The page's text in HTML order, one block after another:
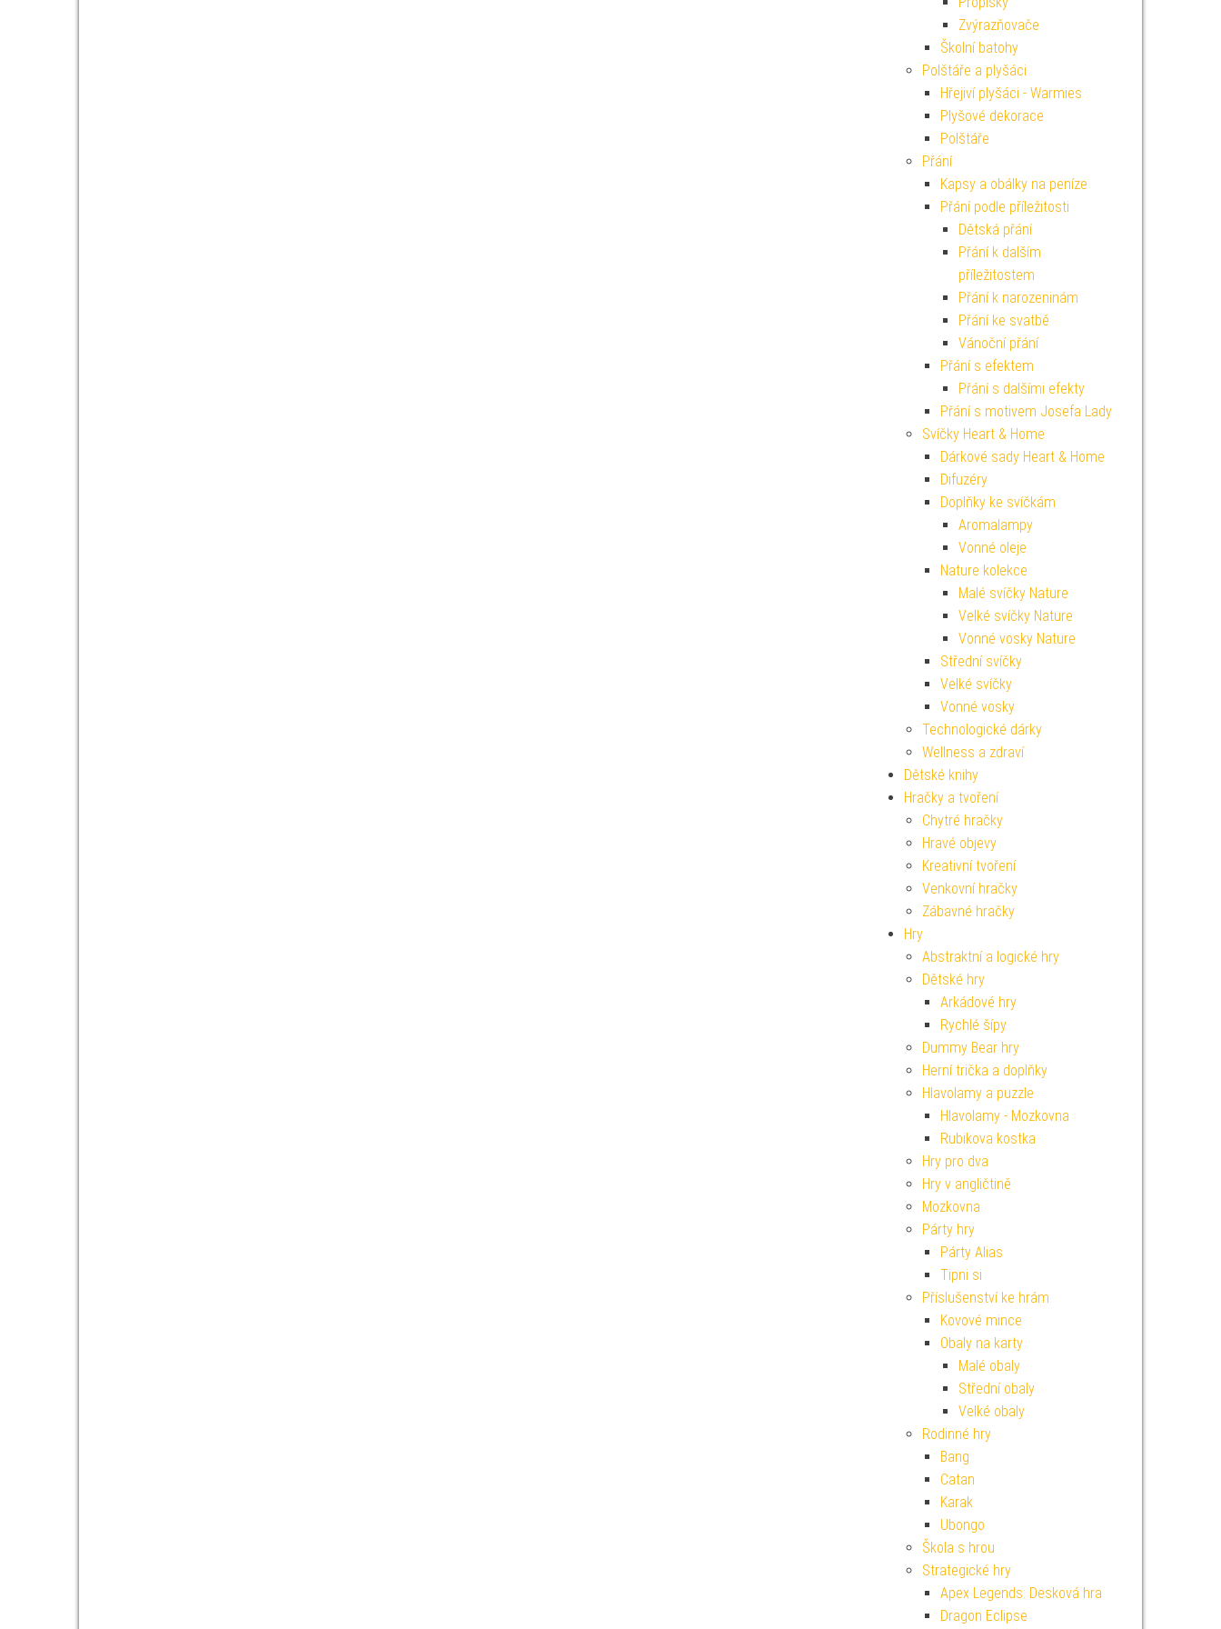
Zvýrazňovače
Školní batohy
Polštáře a plyšáci
Hřejiví plyšáci - Warmies
Plyšové dekorace
Polštáře
Přání
Kapsy a obálky na peníze
Přání podle příležitosti
Dětská přání
Přání k dalším
příležitostem
Přání k narozeninám
Přání ke svatbě
Vánoční přání
Přání s efektem
Přání s dalšími efekty
Přání s motivem Josefa Lady
Svíčky Heart & Home
Dárkové sady Heart & Home
Difuzéry
Doplňky ke svíčkám
Aromalampy
Vonné oleje
Nature kolekce
Malé svíčky Nature
Velké svíčky Nature
Vonné vosky Nature
Střední svíčky
Velké svíčky
Vonné vosky
Technologické dárky
Wellness a zdraví
Dětské knihy
Hračky a tvoření
Chytré hračky
Hravé objevy
Kreativní tvoření
Venkovní hračky
Zábavné hračky
Hry
Abstraktní a logické hry
Dětské hry
Arkádové hry
Rychlé šípy
Dummy Bear hry
Herní trička a doplňky
Hlavolamy a puzzle
Hlavolamy - Mozkovna
Rubikova kostka
Hry pro dva
Hry v angličtině
Mozkovna
Párty hry
Párty Alias
Tipni si
Příslušenství ke hrám
Kovové mince
Obaly na karty
Malé obaly
Střední obaly
Velké obaly
Rodinné hry
Bang
Catan
Karak
Ubongo
Škola s hrou
Strategické hry
Apex Legends: Desková hra
Dragon Eclipse